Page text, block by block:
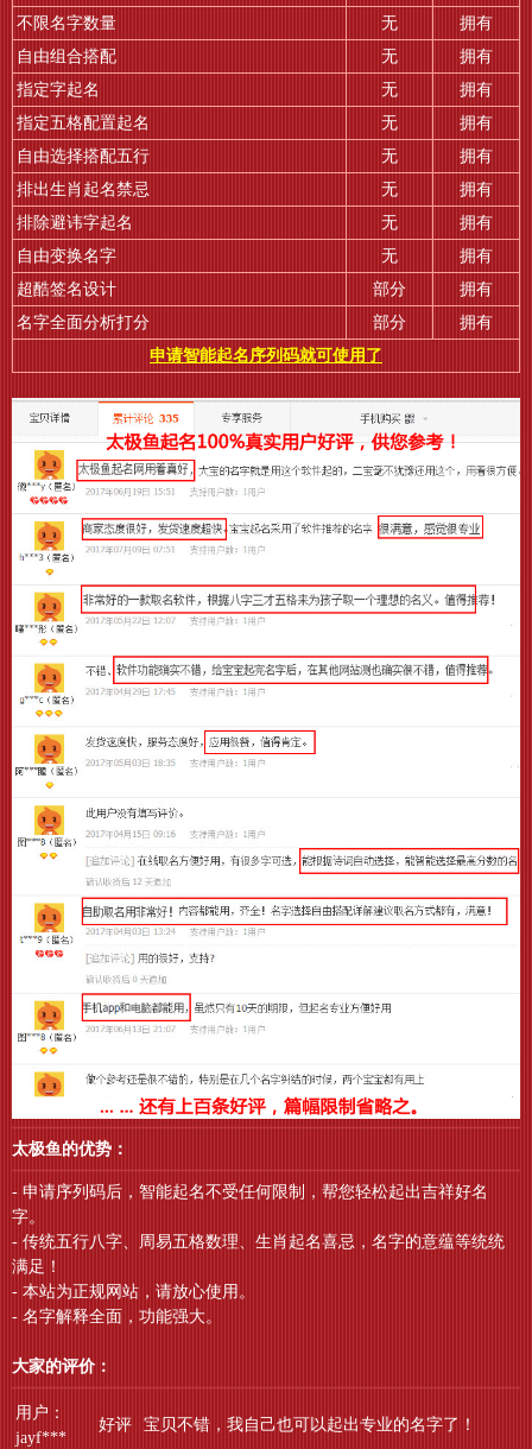
不限名字数量
无
拥有
自由组合搭配
无
拥有
指定字起名
无
拥有
指定五格配置起名
无
拥有
自由选择搭配五行
无
拥有
排出生肖起名禁忌
无
拥有
排除避讳字起名
无
拥有
自由变换名字
无
拥有
超酷签名设计
部分
拥有
名字全面分析打分
部分
拥有
申请智能起名序列码就可使用了
太极鱼的优势：
- 申请序列码后，智能起名不受任何限制，帮您轻松起出吉祥好名
字。
- 传统五行八字、周易五格数理、生肖起名喜忌，名字的意蕴等统统
满足！
- 本站为正规网站，请放心使用。
- 名字解释全面，功能强大。
大家的评价：
用户：
jayf***
好评 宝贝不错，我自己也可以起出专业的名字了！